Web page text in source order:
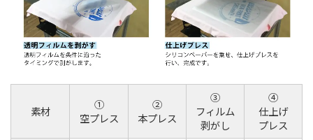
素材
①
空プレス
②
本プレス
③
フィルム
剥がし
④
仕上げ
プレス